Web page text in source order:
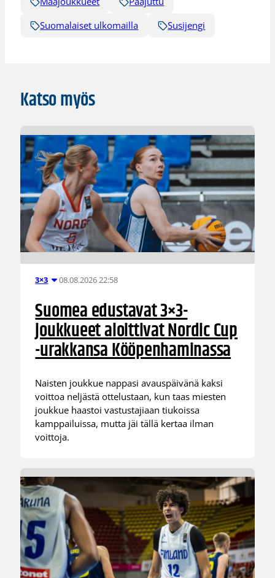
Suomalaiset ulkomailla
Susijengi
Katso myös
3×3 08.08.2026 22:58
Suomea edustavat 3×3-
joukkueet aloittivat Nordic Cup
-urakkansa Kööpenhaminassa
Naisten joukkue nappasi avauspäivänä kaksi
voittoa neljästä ottelustaan, kun taas miesten
joukkue haastoi vastustajiaan tiukoissa
kamppailuissa, mutta jäi tällä kertaa ilman
voittoja.